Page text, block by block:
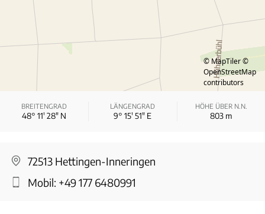
© MapTiler ©
OpenStreetMap
contributors
BREITENGRAD
48° 11′ 28″ N
LÄNGENGRAD
9° 15′ 51″ E
HÖHE ÜBER N.N.
803 m
72513 Hettingen-Inneringen
Mobil: +49 177 6480991